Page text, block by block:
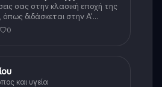
σας στην κλασική εποχή της
διδάσκεται στην Α'
0
και υγεία